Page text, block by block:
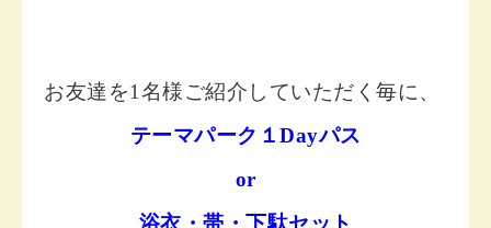
お友達を1名様ご紹介していただく毎に、
テーマパーク１Dayパス
or
浴衣・帯・下駄セット